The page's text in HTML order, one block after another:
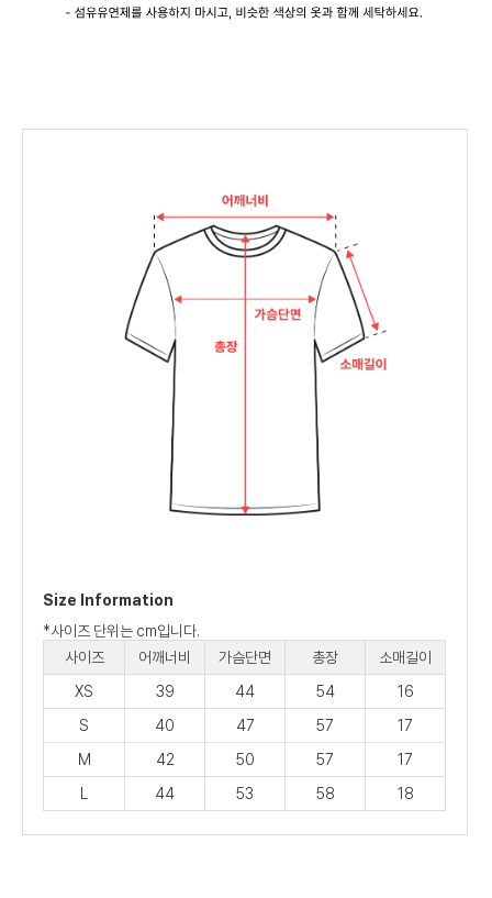
Size Information
*사이즈 단위는 cm입니다.
사이즈
어깨너비 가슴단면 총장
소매길이
XS
39 44 54
16
S
40 47 57
17
M
42 50 57
17
L
44 53 58 18